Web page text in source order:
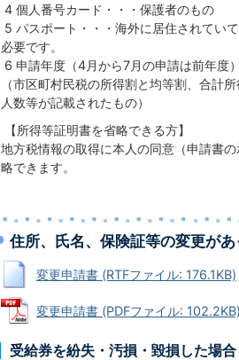
4 個人番号カード・・・保護者のもの
5 パスポート・・・海外に居住されてい
必要です。
6 申請年度（4月から7月の申請は前年度
（市区町村民税の所得割と均等割、合計
人数等が記載されたもの）
【所得等証明書を省略できる方】
地方税情報の取得に本人の同意（申請書
略できます。
住所、氏名、保険証等の変更が
変更申請書 (RTFファイル: 176.1KB)
変更申請書 (PDFファイル: 102.2KB)
受給券を紛失・汚損・毀損した場合